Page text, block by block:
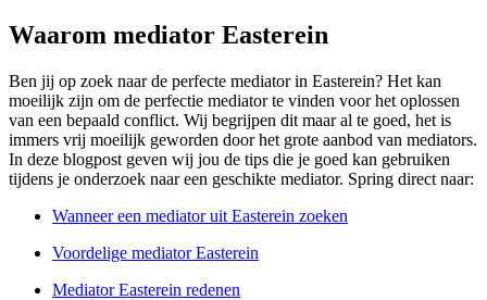
Waarom mediator Easterein
Ben jij op zoek naar de perfecte mediator in Easterein? Het kan
moeilijk zijn om de perfectie mediator te vinden voor het oplossen
van een bepaald conflict. Wij begrijpen dit maar al te goed, het is
immers vrij moeilijk geworden door het grote aanbod van mediators.
In deze blogpost geven wij jou de tips die je goed kan gebruiken
tijdens je onderzoek naar een geschikte mediator. Spring direct naar:
Wanneer een mediator uit Easterein zoeken
Voordelige mediator Easterein
Mediator Easterein redenen